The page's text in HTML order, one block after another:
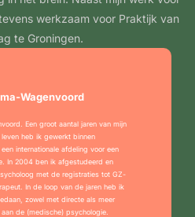
Wagenvoord
Een groot aantal jaren van mijn
heb ik gewerkt binnen
internationale afdeling voor een
In 2004 ben ik afgestudeerd en
met de registraties tot GZ-
In de loop van de jaren heb ik
zowel met directe als meer
de (medische) psychologie.
werkzaam voor Praktijk van
te Groningen.